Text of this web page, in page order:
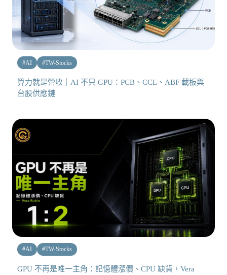
#AI #TW-Stocks
算力就是營收｜AI 不只 GPU：PCB、CCL、ABF 載板與
台股供應鏈
#AI #TW-Stocks
GPU 不再是唯一主角：記憶體漲價、CPU 缺貨，Vera